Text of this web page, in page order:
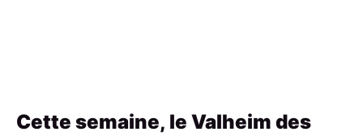
Cette semaine, le Valheim des